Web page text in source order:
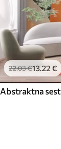
22.03€13.22 €
Abstraktna